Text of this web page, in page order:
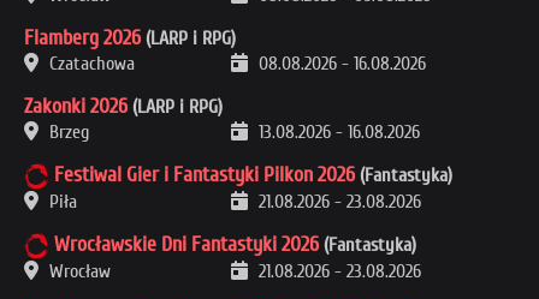
Flamberg 2026 (LARP i RPG)
Czatachowa
08.08.2026 - 16.08.2026
Zakonki 2026 (LARP i RPG)
Brzeg
13.08.2026 - 16.08.2026
Festiwal Gier i Fantastyki Pilkon 2026 (Fantastyka)
Piła
21.08.2026 - 23.08.2026
Wrocławskie Dni Fantastyki 2026 (Fantastyka)
Wrocław
21.08.2026 - 23.08.2026